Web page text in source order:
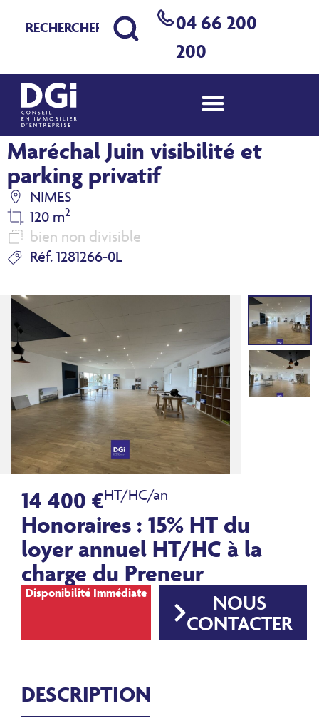
04 66 200
200
Bureaux à louer Nîmes
Maréchal Juin visibilité et
parking privatif
NIMES
120 m2
bien non divisible
Réf. 1281266-0L
14 400 €HT/HC/an
Honoraires : 15% HT du
loyer annuel HT/HC à la
charge du Preneur
Disponibilité Immédiate
NOUS
CONTACTER
DESCRIPTION